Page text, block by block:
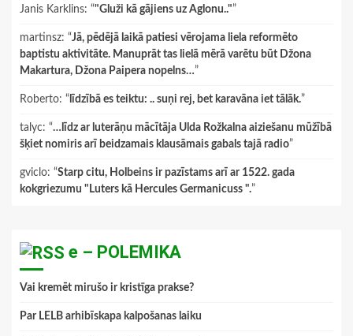
Janis Karklins: “"Gluži kā gājiens uz Aglonu.."”
martinsz: “Jā, pēdējā laikā patiesi vērojama liela reformēto
baptistu aktivitāte. Manuprāt tas lielā mērā varētu būt Džona
Makartura, Džona Paipera nopelns…”
Roberto: “ līdzībā es teiktu: .. suņi rej, bet karavāna iet tālāk.”
talyc: “…līdz ar luterāņu mācītāja Ulda Rožkalna aiziešanu mūžībā
šķiet nomiris arī beidzamais klausāmais gabals tajā radio”
gviclo: “Starp citu, Holbeins ir pazīstams arī ar 1522. gada
kokgriezumu "Luters kā Hercules Germanicuss ".”
e – POLEMIKA
Vai kremēt mirušo ir kristīga prakse?
Par LELB arhibīskapa kalpošanas laiku